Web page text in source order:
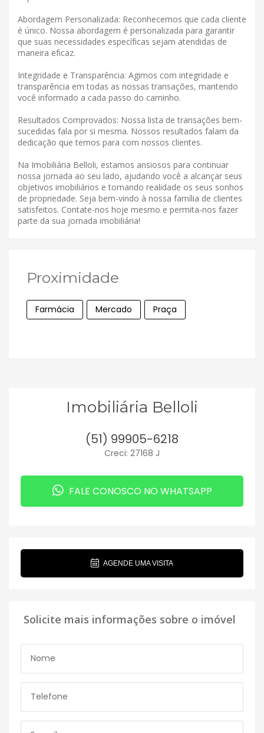
Abordagem Personalizada: Reconhecemos que cada cliente
é único. Nossa abordagem é personalizada para garantir
que suas necessidades específicas sejam atendidas de
maneira eficaz.
Integridade e Transparência: Agimos com integridade e
transparência em todas as nossas transações, mantendo
você informado a cada passo do caminho.
Resultados Comprovados: Nossa lista de transações bem-
sucedidas fala por si mesma. Nossos resultados falam da
dedicação que temos para com nossos clientes.
Na Imobiliária Belloli, estamos ansiosos para continuar
nossa jornada ao seu lado, ajudando você a alcançar seus
objetivos imobiliários e tornando realidade os seus sonhos
de propriedade. Seja bem-vindo à nossa família de clientes
satisfeitos. Contate-nos hoje mesmo e permita-nos fazer
parte da sua jornada imobiliária!
Proximidade
Farmácia Mercado Praça
Imobiliária Belloli
(51) 99905-6218
Creci: 27168 J
FALE CONOSCO NO WHATSAPP
AGENDE UMA VISITA
Solicite mais informações sobre o imóvel